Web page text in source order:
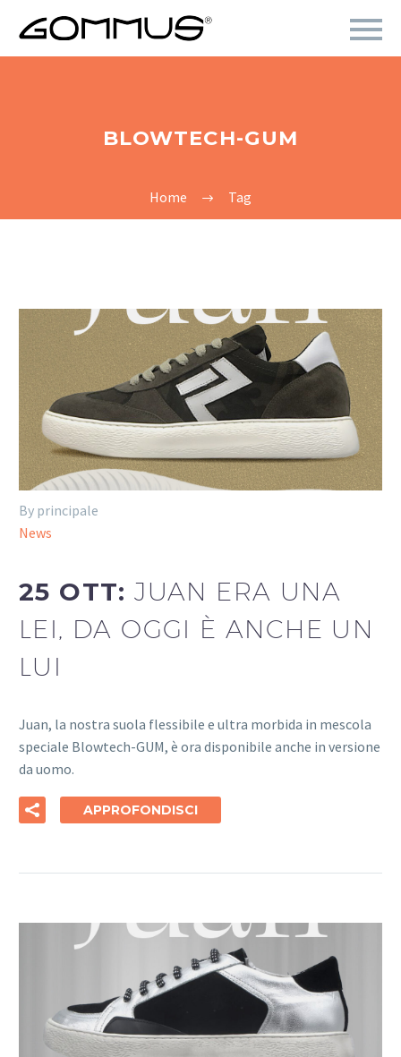
BLOWTECH-GUM
Home Tag
By principale
News
25 OTT:JUAN ERA UNA
LEI, DA OGGI È ANCHE UN
LUI
Juan, la nostra suola flessibile e ultra morbida in mescola
speciale Blowtech-GUM, è ora disponibile anche in versione
da uomo.
APPROFONDISCI